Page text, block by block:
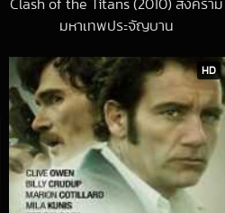
Clash of the Titans (2010) สงคราม
มหาเทพประจัญบาน
HD